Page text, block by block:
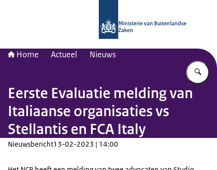
Ministerie van Buitenlandse
Zaken
Home Actueel Nieuws
Eerste Evaluatie melding van
Italiaanse organisaties vs
Stellantis en FCA Italy
Nieuwsbericht13-02-2023 | 14:00